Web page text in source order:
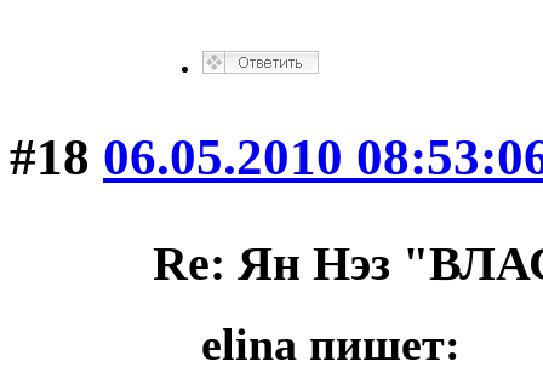
#18 06.05.2010
Re: Ян Нэз
elina пишет: